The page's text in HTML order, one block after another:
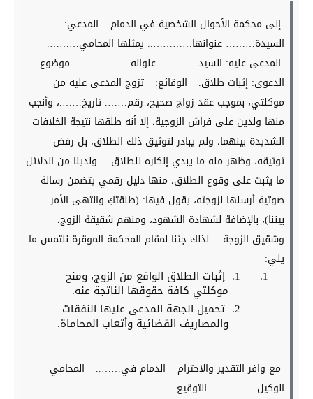
إلى محكمة الأحوال الشخصية في الدمام
المدعي:
السيدة……… عنوانها………….. يمثلها المحامي……….
المدعى عليه: السيد………… عنوانه……………
موضوع
الدعوى: إثبات طلاق.
الوقائع:
تزوج المدعى عليه من
موكلتي، بموجب عقد زواج صحيح، رقم……. تاريخ…….، وأنجب
منها ولدين على فراش الزوجية، إلا أنه طلقها نتيجة الخلافات
الشديدة بينهما، ولم يبادر لتوثيق ذلك الطلاق، بل رفض
توثيقه، وظهر منه ما يبدي إنكاره للطلاق.
ولدينا من الدلائل
ما يثبت على وقوع الطلاق، منها دليل رقمي يتضمن رسالة
صوتية أرسلها لزوجته، يقول فيها: (طلقتكِ وانتهى الأمر
بيننا)، بالإضافة لشهادة الشهود، ومنهم شقيقة الزوج،
وشقيق الزوجة.
لذلك جئنا لمقام المحكمة الموقرة نلتمس ما
يلي:
إثبات الطلاق الواقع من الزوج، ومنح
موكلتي كافة حقوقها الناتجة عنه.
تحميل الجهة المدعى عليها النفقات
والمصاريف القضائية وأتعاب المحاماة.
مع وافر التقدير والاحترام الدمام في……..
المحامي
الوكيل…………
التوقيع…………